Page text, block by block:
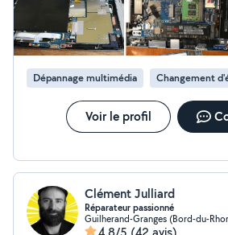
Dépannage multimédia Changement
Voir le profil
Clément Julliard
Réparateur passionné
Guilherand-Granges (Bord-du-